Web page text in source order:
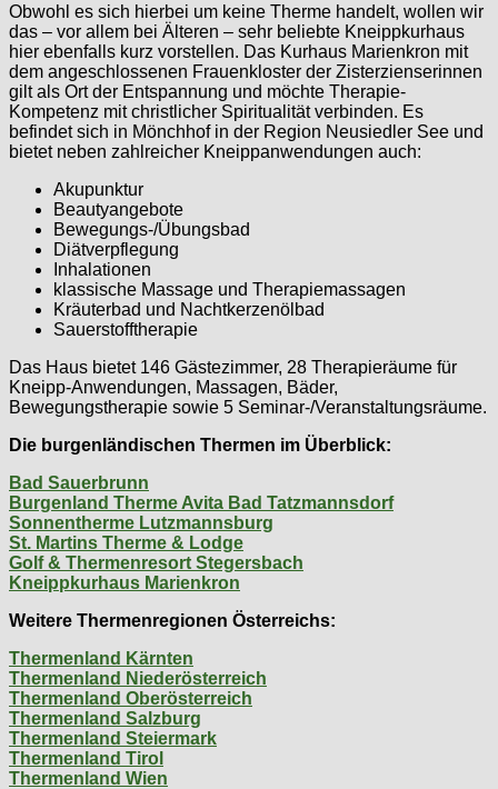
Obwohl es sich hierbei um keine Therme handelt, wollen wir
das – vor allem bei Älteren – sehr beliebte Kneippkurhaus
hier ebenfalls kurz vorstellen. Das Kurhaus Marienkron mit
dem angeschlossenen Frauenkloster der Zisterzienserinnen
gilt als Ort der Entspannung und möchte Therapie-
Kompetenz mit christlicher Spiritualität verbinden. Es
befindet sich in Mönchhof in der Region Neusiedler See und
bietet neben zahlreicher Kneippanwendungen auch:
Akupunktur
Beautyangebote
Bewegungs-/Übungsbad
Diätverpflegung
Inhalationen
klassische Massage und Therapiemassagen
Kräuterbad und Nachtkerzenölbad
Sauerstofftherapie
Das Haus bietet 146 Gästezimmer, 28 Therapieräume für
Kneipp-Anwendungen, Massagen, Bäder,
Bewegungstherapie sowie 5 Seminar-/Veranstaltungsräume.
Die burgenländischen Thermen im Überblick:
Bad Sauerbrunn
Burgenland Therme Avita Bad Tatzmannsdorf
Sonnentherme Lutzmannsburg
St. Martins Therme & Lodge
Golf & Thermenresort Stegersbach
Kneippkurhaus Marienkron
Weitere Thermenregionen Österreichs:
Thermenland Kärnten
Thermenland Niederösterreich
Thermenland Oberösterreich
Thermenland Salzburg
Thermenland Steiermark
Thermenland Tirol
Thermenland Wien